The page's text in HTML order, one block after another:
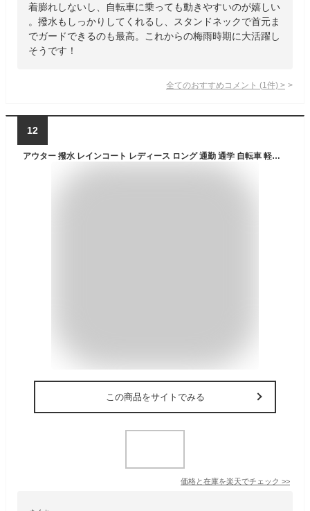
着膨れしないし、自転車に乗っても動きやすいのが嬉しい
。撥水もしっかりしてくれるし、スタンドネックで首元ま
でガードできるのも最高。これからの梅雨時期に大活躍し
そうです！
全てのおすすめコメント (1 件) >
12
アウター 撥水 レインコート レディース ロング 通勤 通学 自転車 軽量 フード 体型カバー ライトアウター ポケット ゆったり 長い ポンチョ 雨 梅雨 無地 アウトドア キャンプ ミリタリー 晴雨兼用 大きいサイズ おしゃれ カーキ 黒 春 夏 HUG.U
この商品をサイトでみる
価格と在庫を楽天でチェック >>